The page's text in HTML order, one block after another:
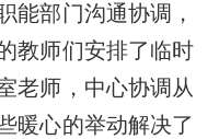
能部门沟通协调，
教师们安排了临时
老师，中心协调从
暖心的举动解决了